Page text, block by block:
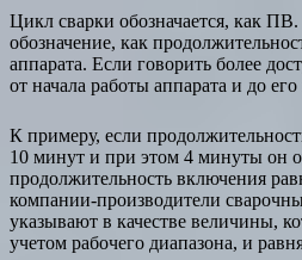
Цикл сварки обозначается, как
обозначение, как
аппарата. Если говорить более
от начала работы аппарата и до
К примеру, если
10 минут и при этом 4 минуты он
продолжительность включения
компании-производители
указывают в качестве величины,
учетом рабочего диапазона, и